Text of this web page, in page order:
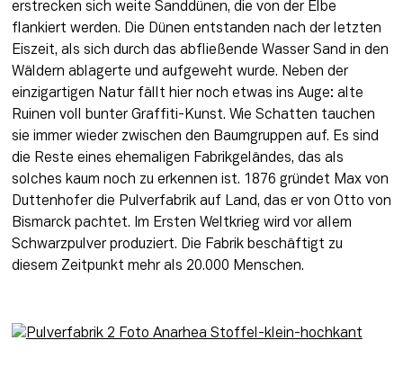
erstrecken sich weite Sanddünen, die von der Elbe
flankiert werden. Die Dünen entstanden nach der letzten
Eiszeit, als sich durch das abfließende Wasser Sand in den
Wäldern ablagerte und aufgeweht wurde. Neben der
einzigartigen Natur fällt hier noch etwas ins Auge: alte
Ruinen voll bunter Graffiti-Kunst. Wie Schatten tauchen
sie immer wieder zwischen den Baumgruppen auf. Es sind
die Reste eines ehemaligen Fabrikgeländes, das als
solches kaum noch zu erkennen ist. 1876 gründet Max von
Duttenhofer die Pulverfabrik auf Land, das er von Otto von
Bismarck pachtet. Im Ersten Weltkrieg wird vor allem
Schwarzpulver produziert. Die Fabrik beschäftigt zu
diesem Zeitpunkt mehr als 20.000 Menschen.